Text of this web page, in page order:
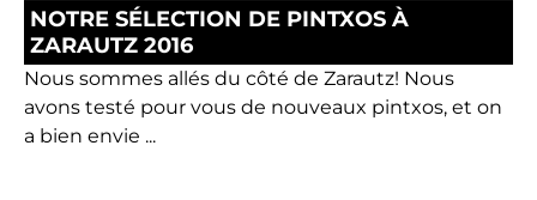
NOTRE SÉLECTION DE PINTXOS À
ZARAUTZ 2016
Nous sommes allés du côté de Zarautz! Nous
avons testé pour vous de nouveaux pintxos, et on
a bien envie ...